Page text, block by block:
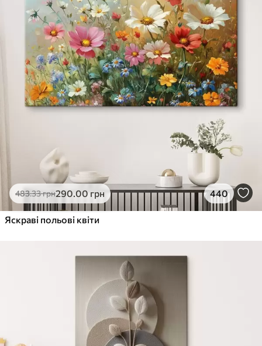
483.33грн290.00 грн 440
Яскраві польові квіти